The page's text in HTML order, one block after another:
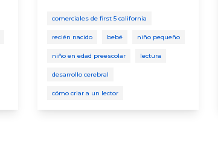
comerciales de first 5 california
recién nacido bebé niño pequeño
niño en edad preescolar lectura
desarrollo cerebral
cómo criar a un lector